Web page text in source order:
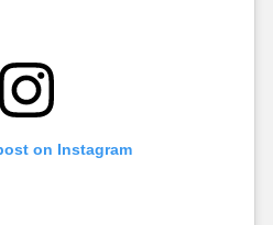
on Instagram